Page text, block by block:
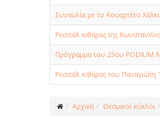
Συναυλία με το Κουαρτέτο
Ρεσιτάλ κιθάρας της
Πρόγραμμα του 25ου PODIUM
Ρεσιτάλ κιθάρας του Παναγιώτη
Αρχική Θεσμικοί κύκλοι